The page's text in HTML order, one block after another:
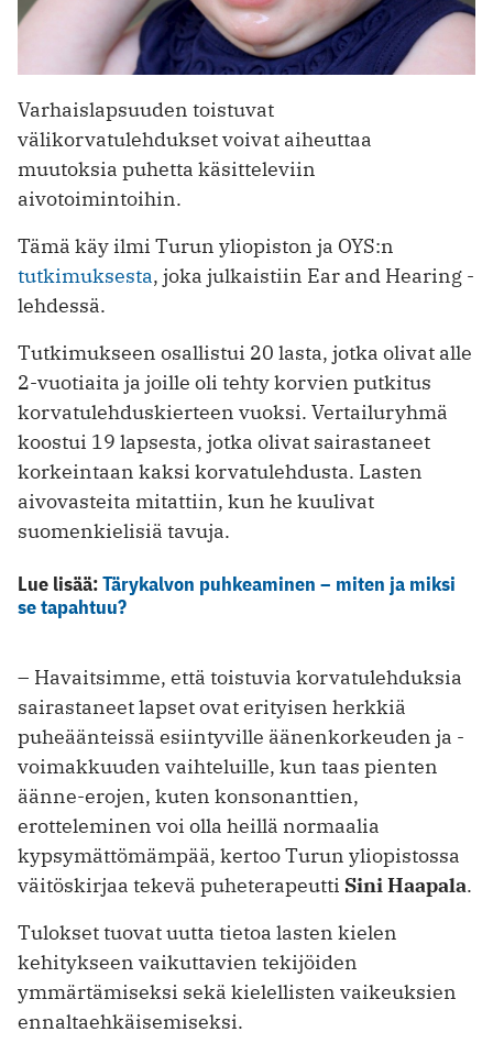
Varhaislapsuuden toistuvat
välikorvatulehdukset voivat aiheuttaa
muutoksia puhetta käsitteleviin
aivotoimintoihin.
Tämä käy ilmi Turun yliopiston ja OYS:n
tutkimuksesta, joka julkaistiin Ear and Hearing -
lehdessä.
Tutkimukseen osallistui 20 lasta, jotka olivat alle
2-vuotiaita ja joille oli tehty korvien putkitus
korvatulehduskierteen vuoksi. Vertailuryhmä
koostui 19 lapsesta, jotka olivat sairastaneet
korkeintaan kaksi korvatulehdusta. Lasten
aivovasteita mitattiin, kun he kuulivat
suomenkielisiä tavuja.
Lue lisää:Tärykalvon puhkeaminen – miten ja miksi
se tapahtuu?
– Havaitsimme, että toistuvia korvatulehduksia
sairastaneet lapset ovat erityisen herkkiä
puheäänteissä esiintyville äänenkorkeuden ja -
voimakkuuden vaihteluille, kun taas pienten
äänne-erojen, kuten konsonanttien,
erotteleminen voi olla heillä normaalia
kypsymättömämpää, kertoo Turun yliopistossa
väitöskirjaa tekevä puheterapeutti Sini Haapala.
Tulokset tuovat uutta tietoa lasten kielen
kehitykseen vaikuttavien tekijöiden
ymmärtämiseksi sekä kielellisten vaikeuksien
ennaltaehkäisemiseksi.